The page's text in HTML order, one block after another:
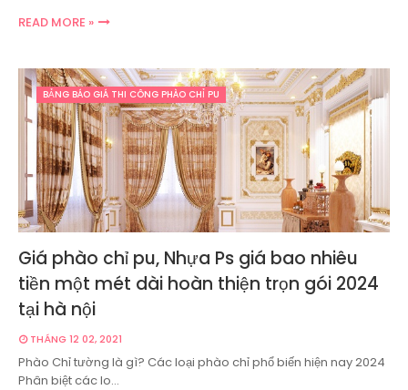
READ MORE »
BẢNG BÁO GIÁ THI CÔNG PHÀO CHỈ PU
Giá phào chỉ pu, Nhựa Ps giá bao nhiêu
tiền một mét dài hoàn thiện trọn gói 2024
tại hà nội
THÁNG 12 02, 2021
Phào Chỉ tường là gì? Các loại phào chỉ phổ biến hiện nay 2024
Phân biệt các lo…